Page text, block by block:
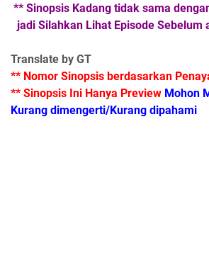
** Sinopsis Kadang tidak sama
jadi Silahkan Lihat Episode Sebelum
Translate by GT
** Nomor Sinopsis berdasarkan
** Sinopsis Ini Hanya Preview Mohon
Kurang dimengerti/Kurang dipahami